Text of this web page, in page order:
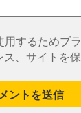
用するためブ
、サイトを保